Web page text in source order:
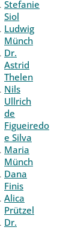
Stefanie
Siol
Ludwig
Münch
Dr.
Astrid
Thelen
Nils
Ullrich
de
Figueiredo
e Silva
Maria
Münch
Dana
Finis
Alica
Prützel
Dr.